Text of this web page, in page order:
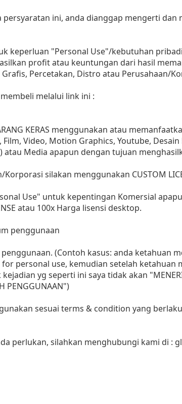
ini, anda dianggap mengerti dan
keperluan "Personal Use"/kebutuhan
profit atau keuntungan dari hasil
Percetakan, Distro atau Perusahaan/
melalui link ini :
KERAS menggunakan atau
Video, Motion Graphics, Youtube,
atau Media apapun dengan tujuan
silakan menggunakan CUSTOM
Use" untuk kepentingan Komersial
atau 100x Harga lisensi desktop.
penggunaan
(Contoh kasus: anda ketahuan
personal use, kemudian setelah ketahuan
yg seperti ini saya tidak akan
PENGGUNAAN")
sesuai terms & condition yang
perlukan, silahkan menghubungi kami di :